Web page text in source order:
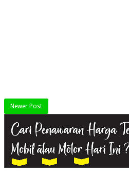
Newer Post